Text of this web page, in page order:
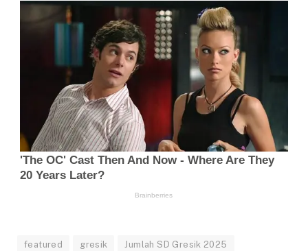
featured gresik Jumlah SD Gresik 2025